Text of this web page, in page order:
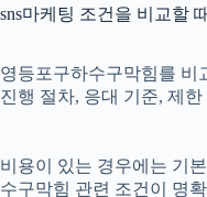
sns마케팅 조건을 비교할
영등포구하수구막힘를 비
진행 절차, 응대 기준, 제
비용이 있는 경우에는 기
수구막힘 관련 조건이 명